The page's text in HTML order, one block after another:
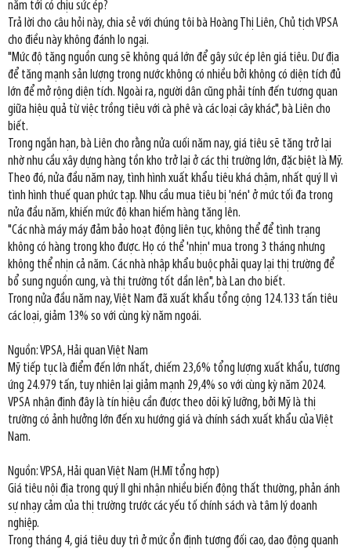
năm tới có chịu sức ép?
Trả lời cho câu hỏi này, chia sẻ với chúng tôi bà Hoàng Thị Liên, Chủ tịch VPSA
cho điều này không đánh lo ngại.
"Mức độ tăng nguồn cung sẽ không quá lớn để gây sức ép lên giá tiêu. Dư địa
để tăng mạnh sản lượng trong nước không có nhiều bởi không có diện tích đủ
lớn để mở rộng diện tích. Ngoài ra, người dân cũng phải tính đến tương quan
giữa hiệu quả từ việc trồng tiêu với cà phê và các loại cây khác", bà Liên cho
biết.
Trong ngắn hạn, bà Liên cho rằng nửa cuối năm nay, giá tiêu sẽ tăng trở lại
nhờ nhu cầu xây dựng hàng tồn kho trở lại ở các thị trường lớn, đặc biệt là Mỹ.
Theo đó, nửa đầu năm nay, tình hình xuất khẩu tiêu khá chậm, nhất quý II vì
tình hình thuế quan phức tạp. Nhu cầu mua tiêu bị 'nén' ở mức tối đa trong
nửa đầu năm, khiến mức độ khan hiếm hàng tăng lên.
"Các nhà máy máy đảm bảo hoạt động liên tục, không thể để tình trạng
không có hàng trong kho được. Họ có thể 'nhịn' mua trong 3 tháng nhưng
không thể nhịn cả năm. Các nhà nhập khẩu buộc phải quay lại thị trường để
bổ sung nguồn cung, và thị trường tốt dần lên", bà Lan cho biết.
Trong nửa đầu năm nay, Việt Nam đã xuất khẩu tổng cộng 124.133 tấn tiêu
các loại, giảm 13% so với cùng kỳ năm ngoái.
Nguồn: VPSA, Hải quan Việt Nam
Mỹ tiếp tục là điểm đến lớn nhất, chiếm 23,6% tổng lượng xuất khẩu, tương
ứng 24.979 tấn, tuy nhiên lại giảm mạnh 29,4% so với cùng kỳ năm 2024.
VPSA nhận định đây là tín hiệu cần được theo dõi kỹ lưỡng, bởi Mỹ là thị
trường có ảnh hưởng lớn đến xu hướng giá và chính sách xuất khẩu của Việt
Nam.
Nguồn: VPSA, Hải quan Việt Nam (H.Mĩ tổng hợp)
Giá tiêu nội địa trong quý II ghi nhận nhiều biến động thất thường, phản ánh
sự nhạy cảm của thị trường trước các yếu tố chính sách và tâm lý doanh
nghiệp.
Trong tháng 4, giá tiêu duy trì ở mức ổn định tương đối cao, dao động quanh